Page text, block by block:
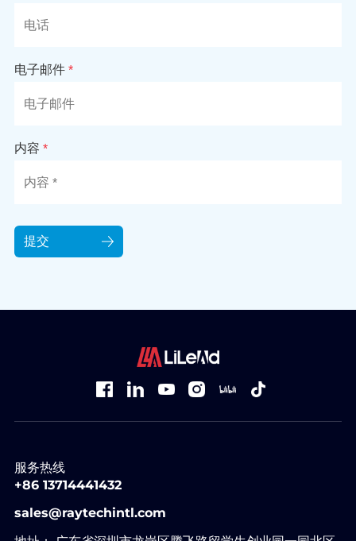
电子邮件 *
内容 *
提交
服务热线
+86 13714441432
sales@raytechintl.com